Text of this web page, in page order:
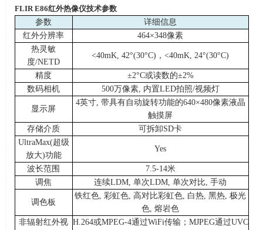
FLIR E86红外热像仪技术参数
参数
详细信息
红外分辨率
464×348像素
热灵敏
度/NETD
<40mK, 42°(30°C) ，<40mK, 24°(30°C)
精度 ±2°C或读数的±2%
数码相机
500万像素, 内置LED拍照/视频灯
显示屏
4英寸, 带具有自动旋转功能的640×480像素液晶
触摸屏
存储介质
可拆卸SD卡
UltraMax(超级
放大)功能
Yes
波长范围 7.5-14米
调焦
连续LDM,单次LDM,单次对比,手动
调色板
铁红色,彩虹色,高对比彩虹色, 白热,黑热,极光
色,熔岩色
非辐射红外视 H.264或MPEG-4通过WiFi传输； MJPEG通过UVC